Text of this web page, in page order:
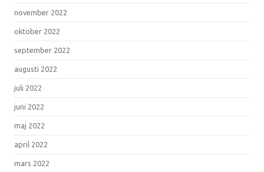
november 2022
oktober 2022
september 2022
augusti 2022
juli 2022
juni 2022
maj 2022
april 2022
mars 2022